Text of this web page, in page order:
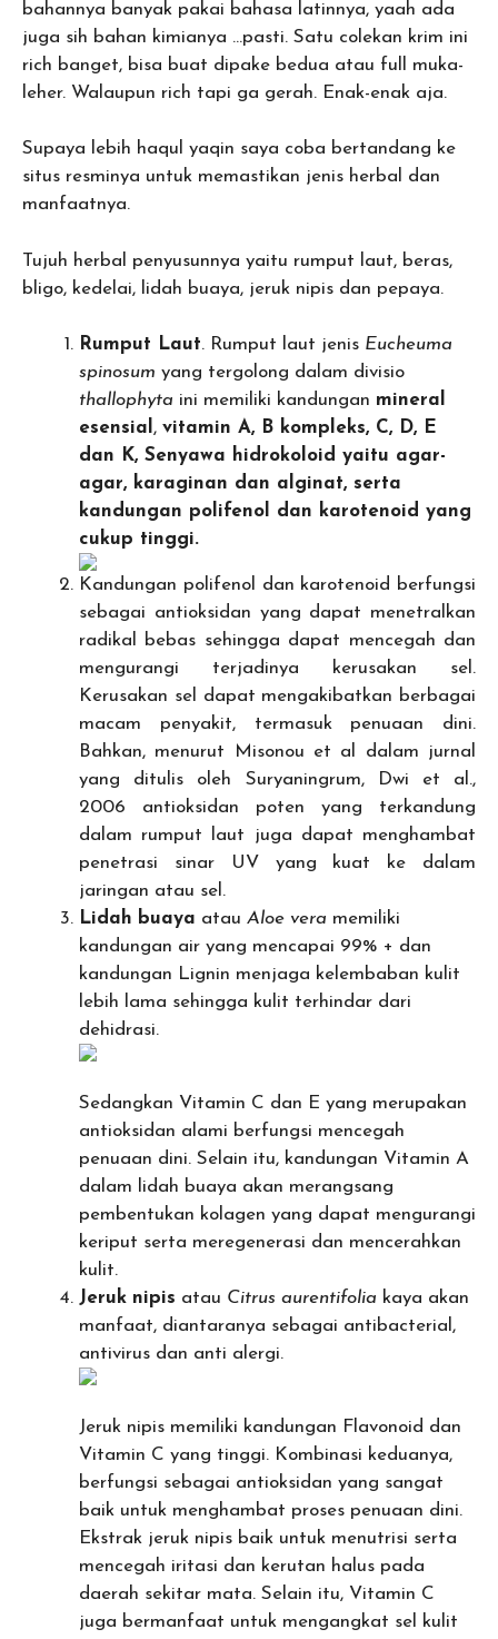
bahannya banyak pakai bahasa latinnya, yaah ada
juga sih bahan kimianya …pasti. Satu colekan krim ini
rich banget, bisa buat dipake bedua atau full muka-
leher. Walaupun rich tapi ga gerah. Enak-enak aja.
Supaya lebih haqul yaqin saya coba bertandang ke
situs resminya untuk memastikan jenis herbal dan
manfaatnya.
Tujuh herbal penyusunnya yaitu rumput laut, beras,
bligo, kedelai, lidah buaya, jeruk nipis dan pepaya.
Rumput Laut. Rumput laut jenis Eucheuma
spinosum yang tergolong dalam divisio
thallophyta ini memiliki kandungan mineral
esensial , vitamin A, B kompleks, C, D, E
dan K, Senyawa hidrokoloid yaitu agar-
agar, karaginan dan alginat, serta
kandungan polifenol dan karotenoid yang
cukup tinggi.
Kandungan polifenol dan karotenoid berfungsi
sebagai antioksidan yang dapat menetralkan
radikal bebas sehingga dapat mencegah dan
mengurangi terjadinya kerusakan sel.
Kerusakan sel dapat mengakibatkan berbagai
macam penyakit, termasuk penuaan dini.
Bahkan, menurut Misonou et al dalam jurnal
yang ditulis oleh Suryaningrum, Dwi et al.,
2006 antioksidan poten yang terkandung
dalam rumput laut juga dapat menghambat
penetrasi sinar UV yang kuat ke dalam
jaringan atau sel.
Lidah buaya atau Aloe vera memiliki
kandungan air yang mencapai 99% + dan
kandungan Lignin menjaga kelembaban kulit
lebih lama sehingga kulit terhindar dari
dehidrasi.
Sedangkan Vitamin C dan E yang merupakan
antioksidan alami berfungsi mencegah
penuaan dini. Selain itu, kandungan Vitamin A
dalam lidah buaya akan merangsang
pembentukan kolagen yang dapat mengurangi
keriput serta meregenerasi dan mencerahkan
kulit.
Jeruk nipis atau Citrus aurentifolia kaya akan
manfaat, diantaranya sebagai antibacterial,
antivirus dan anti alergi.
Jeruk nipis memiliki kandungan Flavonoid dan
Vitamin C yang tinggi. Kombinasi keduanya,
berfungsi sebagai antioksidan yang sangat
baik untuk menghambat proses penuaan dini.
Ekstrak jeruk nipis baik untuk menutrisi serta
mencegah iritasi dan kerutan halus pada
daerah sekitar mata. Selain itu, Vitamin C
juga bermanfaat untuk mengangkat sel kulit